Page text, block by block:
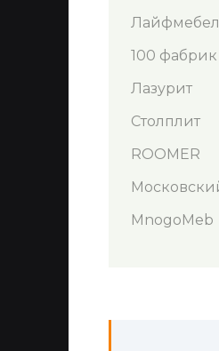
100 фабрик
Лазурит
Столплит
ROOMER
MnogoMeb